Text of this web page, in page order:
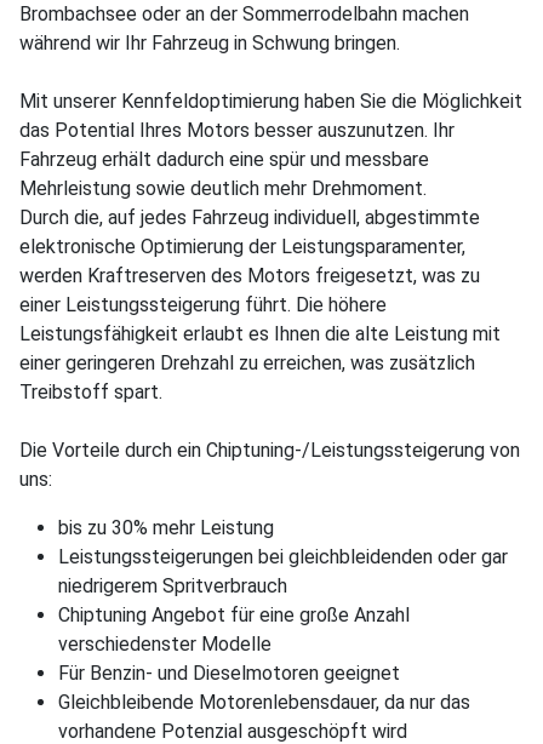
Brombachsee oder an der Sommerrodelbahn machen
während wir Ihr Fahrzeug in Schwung bringen.
Mit unserer Kennfeldoptimierung haben Sie die Möglichkeit
das Potential Ihres Motors besser auszunutzen. Ihr
Fahrzeug erhält dadurch eine spür und messbare
Mehrleistung sowie deutlich mehr Drehmoment.
Durch die, auf jedes Fahrzeug individuell, abgestimmte
elektronische Optimierung der Leistungsparamenter,
werden Kraftreserven des Motors freigesetzt, was zu
einer Leistungssteigerung führt. Die höhere
Leistungsfähigkeit erlaubt es Ihnen die alte Leistung mit
einer geringeren Drehzahl zu erreichen, was zusätzlich
Treibstoff spart.
Die Vorteile durch ein Chiptuning-/Leistungssteigerung von
uns:
bis zu 30% mehr Leistung
Leistungssteigerungen bei gleichbleidenden oder gar
niedrigerem Spritverbrauch
Chiptuning Angebot für eine große Anzahl
verschiedenster Modelle
Für Benzin- und Dieselmotoren geeignet
Gleichbleibende Motorenlebensdauer, da nur das
vorhandene Potenzial ausgeschöpft wird